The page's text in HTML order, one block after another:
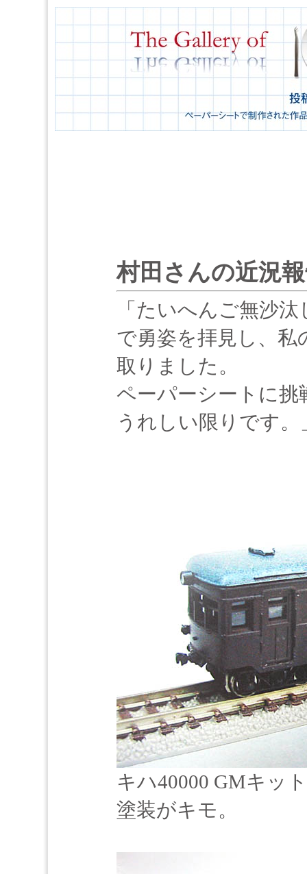
村田さんの近況
「たいへんご無沙
で勇姿を拝見し、私
取りました。
ペーパーシートに
うれしい限りです。
キハ40000 GMキッ
塗装がキモ。